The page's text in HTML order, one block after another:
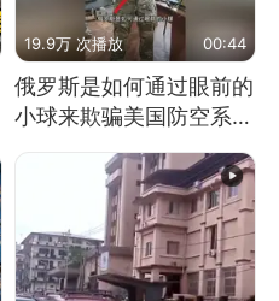
19.9万 次播放 00:44
俄罗斯是如何通过眼前的
小球来欺骗美国防空系统